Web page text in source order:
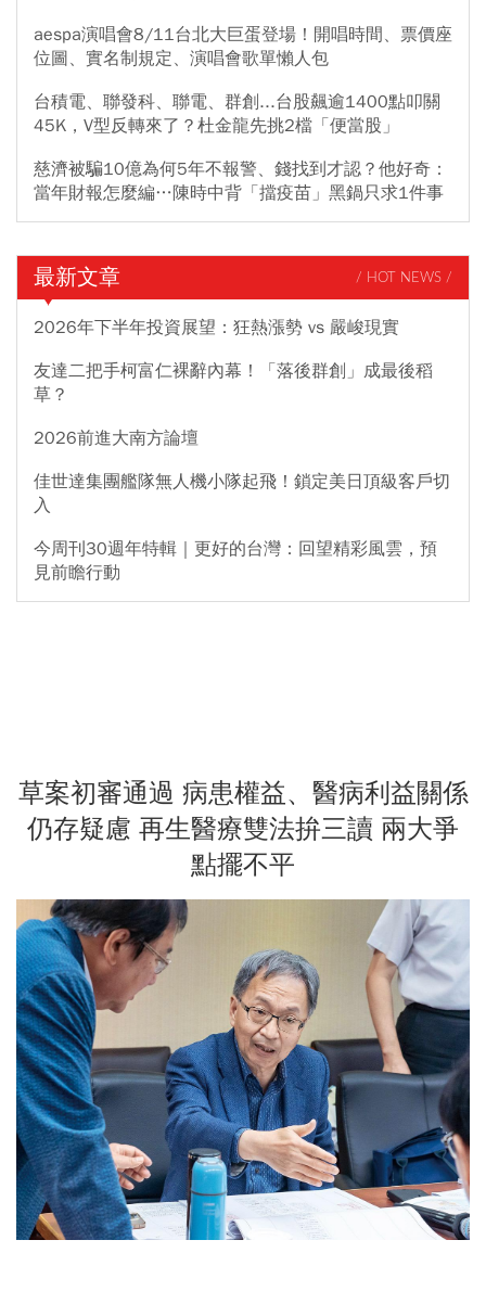
aespa演唱會8/11台北大巨蛋登場！開唱時間、票價座
位圖、實名制規定、演唱會歌單懶人包
台積電、聯發科、聯電、群創...台股飆逾1400點叩關
45K，V型反轉來了？杜金龍先挑2檔「便當股」
慈濟被騙10億為何5年不報警、錢找到才認？他好奇：
當年財報怎麼編…陳時中背「擋疫苗」黑鍋只求1件事
最新文章 / HOT NEWS /
2026年下半年投資展望：狂熱漲勢 vs 嚴峻現實
友達二把手柯富仁裸辭內幕！「落後群創」成最後稻
草？
2026前進大南方論壇
佳世達集團艦隊無人機小隊起飛！鎖定美日頂級客戶切
入
今周刊30週年特輯｜更好的台灣：回望精彩風雲，預
見前瞻行動
草案初審通過 病患權益、醫病利益關係
仍存疑慮 再生醫療雙法拚三讀 兩大爭
點擺不平